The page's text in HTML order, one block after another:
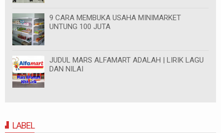
9 CARA MEMBUKA USAHA MINIMARKET
UNTUNG 100 JUTA
JUDUL MARS ALFAMART ADALAH | LIRIK LAGU
DAN NILAI
LABEL